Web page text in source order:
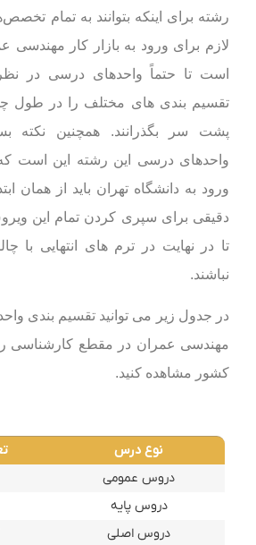
رشته برای اینکه بتوانند به تمام
لازم برای ورود به بازار کار مهندسی
است تا حتماً واحدهای درسی در
تقسیم بندی های مختلف را در طول
پشت سر بگذرانند. همچنین نکته
واحدهای درسی این رشته این است که
ورود به دانشگاه تهران باید از همان
دقیقی برای سپری کردن تمام این
تا در نهایت در ترم های انتهایی با
نباشند.
در جدول زیر می توانید تقسیم بندی
مهندسی عمران در مقطع کارشناسی
کشور مشاهده کنید.
نوع درس
دروس عمومی
دروس پایه
دروس اصلی